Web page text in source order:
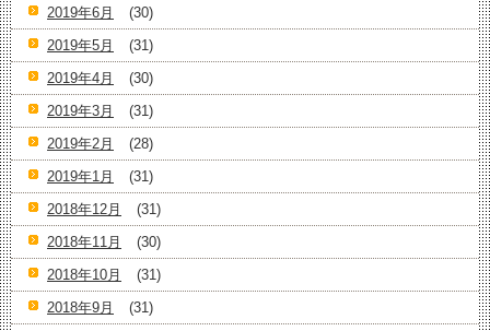
2019年6月
(30)
2019年5月
(31)
2019年4月
(30)
2019年3月
(31)
2019年2月
(28)
2019年1月
(31)
2018年12月
(31)
2018年11月
(30)
2018年10月
(31)
2018年9月
(31)